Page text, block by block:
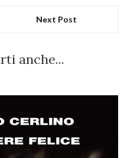
Next Post
anche...